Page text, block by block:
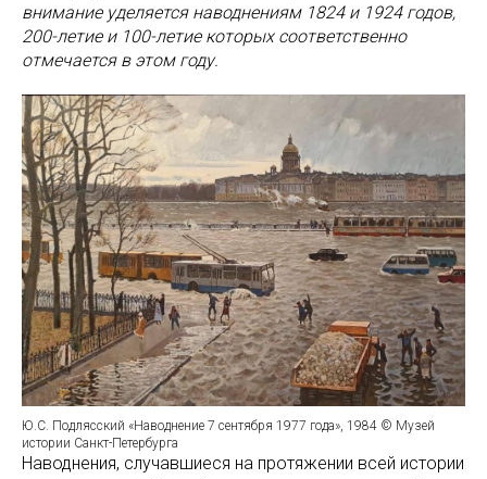
внимание уделяется наводнениям 1824 и 1924 годов,
200-летие и 100-летие которых соответственно
отмечается в этом году.
Ю.С. Подлясский «Наводнение 7 сентября 1977 года», 1984 © Музей
истории Санкт-Петербурга
Наводнения, случавшиеся на протяжении всей истории